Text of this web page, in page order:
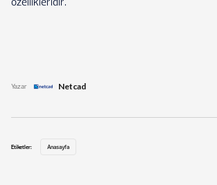
Yazar Netcad
Etiketler: Anasayfa